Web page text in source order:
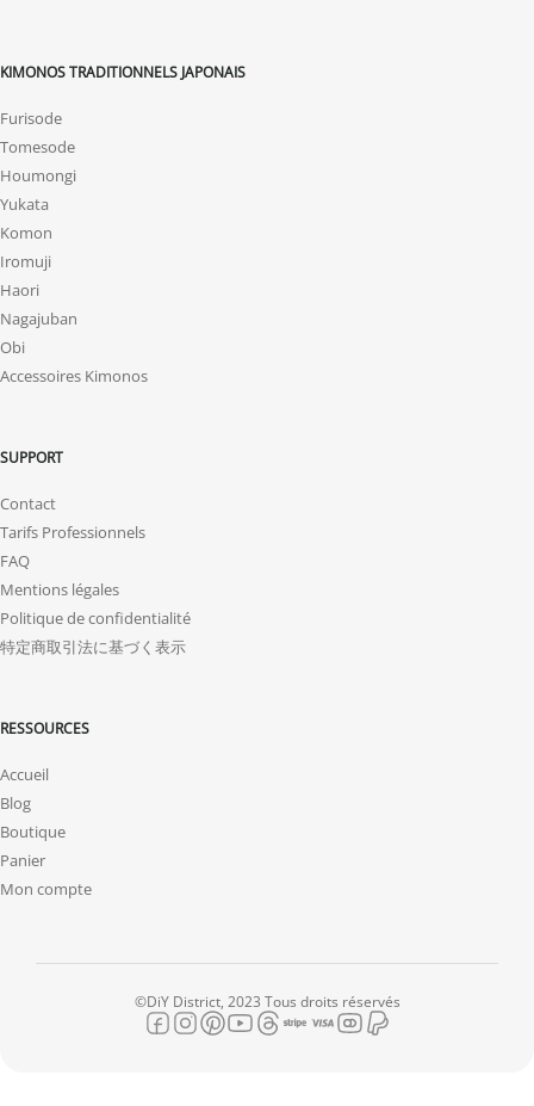
KIMONOS TRADITIONNELS JAPONAIS
Furisode
Tomesode
Houmongi
Yukata
Komon
Iromuji
Haori
Nagajuban
Obi
Accessoires Kimonos
SUPPORT
Contact
Tarifs Professionnels
FAQ
Mentions légales
Politique de confidentialité
特定商取引法に基づく表示
RESSOURCES
Accueil
Blog
Boutique
Panier
Mon compte
©DiY District, 2023 Tous droits réservés